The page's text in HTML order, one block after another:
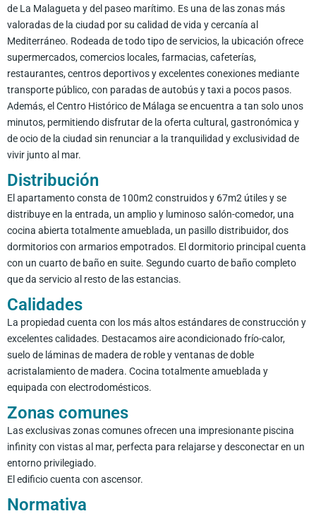
de La Malagueta y del paseo marítimo. Es una de las zonas más
valoradas de la ciudad por su calidad de vida y cercanía al
Mediterráneo. Rodeada de todo tipo de servicios, la ubicación ofrece
supermercados, comercios locales, farmacias, cafeterías,
restaurantes, centros deportivos y excelentes conexiones mediante
transporte público, con paradas de autobús y taxi a pocos pasos.
Además, el Centro Histórico de Málaga se encuentra a tan solo unos
minutos, permitiendo disfrutar de la oferta cultural, gastronómica y
de ocio de la ciudad sin renunciar a la tranquilidad y exclusividad de
vivir junto al mar.
Distribución
El apartamento consta de 100m2 construidos y 67m2 útiles y se
distribuye en la entrada, un amplio y luminoso salón-comedor, una
cocina abierta totalmente amueblada, un pasillo distribuidor, dos
dormitorios con armarios empotrados. El dormitorio principal cuenta
con un cuarto de baño en suite. Segundo cuarto de baño completo
que da servicio al resto de las estancias.
Calidades
La propiedad cuenta con los más altos estándares de construcción y
excelentes calidades. Destacamos aire acondicionado frío-calor,
suelo de láminas de madera de roble y ventanas de doble
acristalamiento de madera. Cocina totalmente amueblada y
equipada con electrodomésticos.
Zonas comunes
Las exclusivas zonas comunes ofrecen una impresionante piscina
infinity con vistas al mar, perfecta para relajarse y desconectar en un
entorno privilegiado.
El edificio cuenta con ascensor.
Normativa